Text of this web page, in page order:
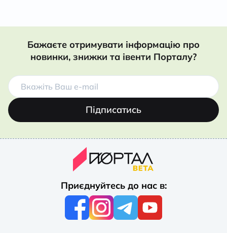
Бажаєте отримувати інформацію про
новинки, знижки та івенти Порталу?
Підписатись
Приєднуйтесь до нас в: